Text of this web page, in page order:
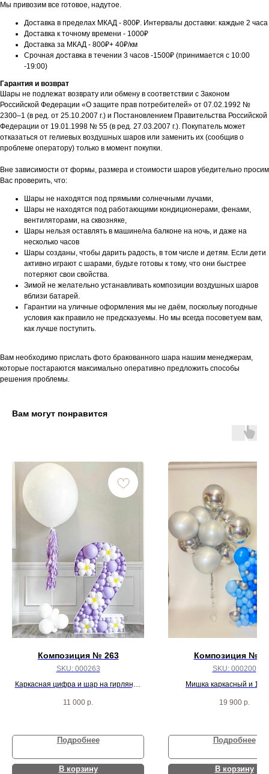
Мы привозим все готовое, надутое.
Доставка в пределах МКАД - 800₽. Интервалы доставки: каждые 2 часа
Доставка к точному времени - 1000₽
Доставка за МКАД - 800₽+ 40₽/км
Срочная доставка в течении 3 часов -1500₽ (принимается с 10:00
-19:00)
Гарантия и возврат
Шары не подлежат возврату или обмену в соответствии с Законом
Российской Федерации «О защите прав потребителей» от 07.02.1992 №
2300–1 (в ред. от 25.10.2007 г.) и Постановлением Правительства Российской
Федерации от 19.01.1998 № 55 (в ред. 27.03.2007 г.). Покупатель может
отказаться от гелиевых воздушных шаров или заменить их (сообщив о
проблеме оператору) только в момент покупки.
Вне зависимости от формы, размера и стоимости шаров убедительно просим
Вас проверить, что:
Шары не находятся под прямыми солнечными лучами,
Шары не находятся под работающими кондиционерами, фенами,
вентиляторами, на сквозняке,
Шары нельзя оставлять в машине/на балконе на ночь, и даже на
несколько часов
Шары созданы, чтобы дарить радость, в том числе и детям. Если дети
активно играют с шарами, будьте готовы к тому, что они быстрее
потеряют свои свойства.
Зимой не желательно устанавливать композиции воздушных шаров
вблизи батарей.
Гарантии на уличные оформления мы не даём, поскольку погодные
условия как правило не предсказуемы. Но мы всегда посоветуем вам,
как лучше поступить.
Вам необходимо прислать фото бракованного шара нашим менеджерам,
которые постараются максимально оперативно предложить способы
решения проблемы.
Вам могут понравится
Композиция № 263
SKU: 000263
Каркасная цифра и шар на гирлянде
11 000 р.
Подробнее
В корзину
Композиция №
SKU: 000200
Мишка каркасный и 10
19 900 р.
Подробнее
В корзину